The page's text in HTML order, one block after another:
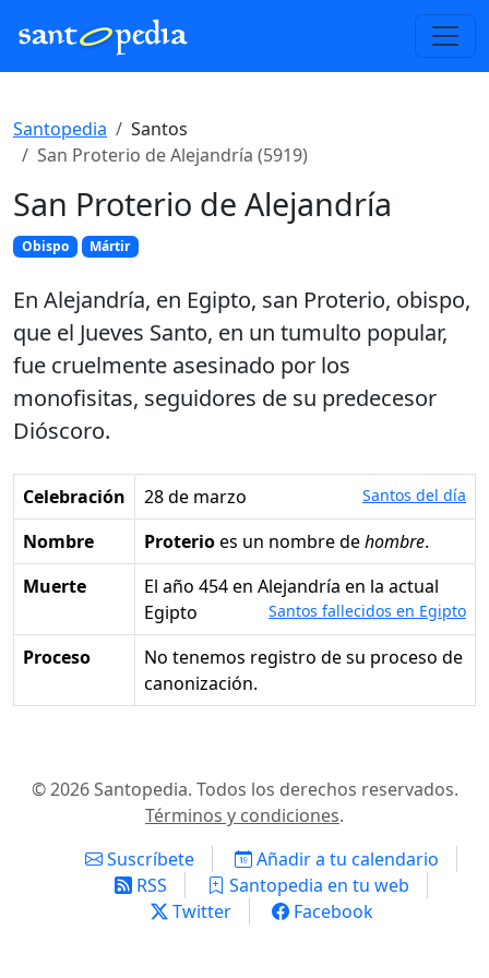
Santopedia
Santos
San Proterio de Alejandría (5919)
San Proterio de Alejandría
Obispo Mártir
En Alejandría, en Egipto, san Proterio, obispo,
que el Jueves Santo, en un tumulto popular,
fue cruelmente asesinado por los
monofisitas, seguidores de su predecesor
Dióscoro.
Celebración 28 de marzo Santos del día
Nombre Proterioes un nombre dehombre.
Muerte
el año 454 en Alejandría en la actual
Egipto
Santos fallecidos en Egipto
Proceso
No tenemos registro de su proceso de
canonización.
© 2026 Santopedia. Todos los derechos reservados.
Términos y condiciones.
Suscríbete
Añadir a tu calendario
RSS
Santopedia en tu web
Twitter
Facebook